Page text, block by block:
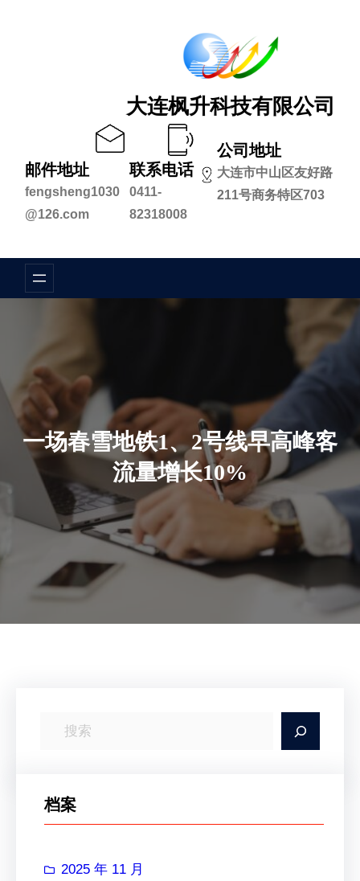
大连枫升科技有限公司
邮件地址
fengsheng1030
@126.com
联系电话
0411-
82318008
公司地址
大连市中山区友好路
211号商务特区703
一场春雪地铁1、2号线早高峰客
流量增长10%
档案
2025 年 11 月